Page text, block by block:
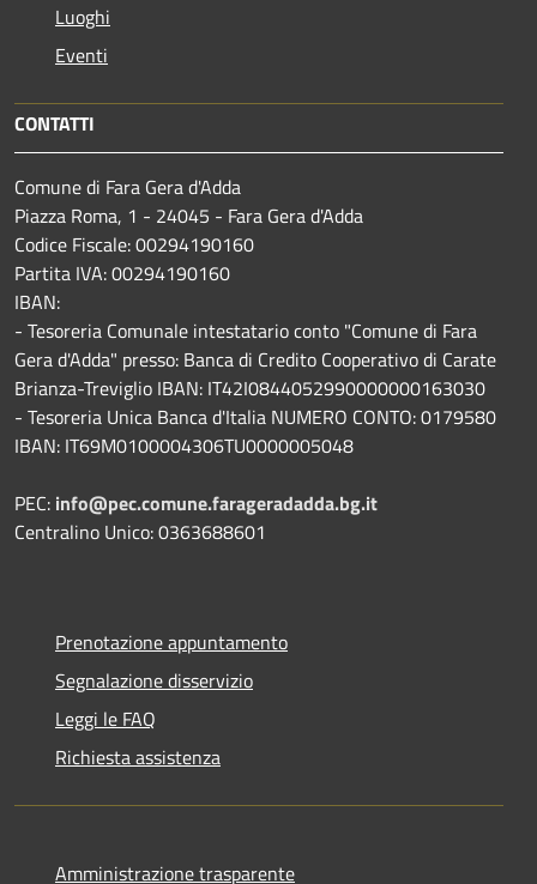
Luoghi
Eventi
CONTATTI
Comune di Fara Gera d'Adda
Piazza Roma, 1 - 24045 - Fara Gera d'Adda
Codice Fiscale: 00294190160
Partita IVA: 00294190160
IBAN:
- Tesoreria Comunale intestatario conto "Comune di Fara
Gera d'Adda" presso: Banca di Credito Cooperativo di Carate
Brianza-Treviglio IBAN: IT42I0844052990000000163030
- Tesoreria Unica Banca d'Italia NUMERO CONTO: 0179580
IBAN: IT69M0100004306TU0000005048
PEC: info@pec.comune.farageradadda.bg.it
Centralino Unico: 0363688601
Prenotazione appuntamento
Segnalazione disservizio
Leggi le FAQ
Richiesta assistenza
Amministrazione trasparente